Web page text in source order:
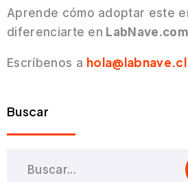
Aprende cómo adoptar este
diferenciarte en LabNave.com
Escríbenos a hola@labnave.cl
Buscar